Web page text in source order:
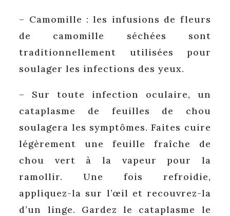
– Camomille : les infusions de fleurs
de camomille séchées sont
traditionnellement utilisées pour
soulager les infections des yeux.
– Sur toute infection oculaire, un
cataplasme de feuilles de chou
soulagera les symptômes. Faites cuire
légèrement une feuille fraîche de
chou vert à la vapeur pour la
ramollir. Une fois refroidie,
appliquez-la sur l’œil et recouvrez-la
d’un linge. Gardez le cataplasme le